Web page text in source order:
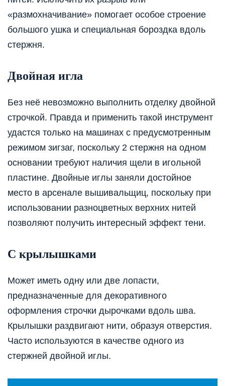
«размохначивание» помогает особое строение
большого ушка и специальная бороздка вдоль
стержня.
Двойная игла
Без неё невозможно выполнить отделку двойной
строчкой. Правда и применить такой инструмент
удастся только на машинах с предусмотренным
режимом зигзаг, поскольку 2 стержня на одном
основании требуют наличия щели в игольной
пластине. Двойные иглы заняли достойное
место в арсенале вышивальщиц, поскольку при
использовании разноцветных верхних нитей
позволяют получить интересный эффект тени.
С крылышками
Может иметь одну или две лопасти,
предназначенные для декоративного
оформления строчки дырочками вдоль шва.
Крылышки раздвигают нити, образуя отверстия.
Часто используются в качестве одного из
стержней двойной иглы.